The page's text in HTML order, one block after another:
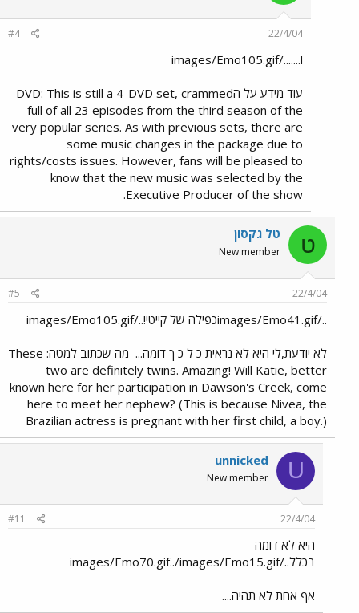
22/4/04
#4
ו......./images/Emo105.gif
עוד מידע על הDVD: This is still a 4-DVD set, crammed
full of all 23 episodes from the third season of the
very popular series. As with previous sets, there are
some music changes in the package due to
rights/costs issues. However, fans will be pleased to
know that the new music was selected by the
Executive Producer of the show.
ט טל גקסון
New member
22/4/04
#5
../images/Emo41.gifכפילה של קייטי!../images/Emo105.gif
לא יודעת,לי היא לא נראית כ ל כ ך דומה...
מה שכתוב למטה: These
two are definitely twins. Amazing! Will Katie, better
known here for her participation in Dawson's Creek, come
here to meet her nephew? (This is because Nivea, the
Brazilian actress is pregnant with her first child, a boy.)
U
unnicked
New member
22/4/04
#11
היא לא דומה
בכלל../images/Emo70.gif../images/Emo15.gif
אף אחת לא תהיה....